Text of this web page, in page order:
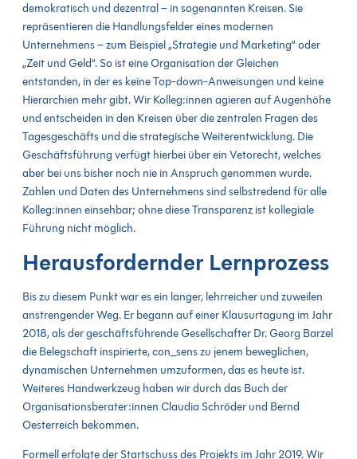
demokratisch und dezentral – in sogenannten Kreisen. Sie
repräsentieren die Handlungsfelder eines modernen
Unternehmens – zum Beispiel „Strategie und Marketing“ oder
„Zeit und Geld“. So ist eine Organisation der Gleichen
entstanden, in der es keine Top-down-Anweisungen und keine
Hierarchien mehr gibt. Wir Kolleg:innen agieren auf Augenhöhe
und entscheiden in den Kreisen über die zentralen Fragen des
Tagesgeschäfts und die strategische Weiterentwicklung. Die
Geschäftsführung verfügt hierbei über ein Vetorecht, welches
aber bei uns bisher noch nie in Anspruch genommen wurde.
Zahlen und Daten des Unternehmens sind selbstredend für alle
Kolleg:innen einsehbar; ohne diese Transparenz ist kollegiale
Führung nicht möglich.
Herausfordernder Lernprozess
Bis zu diesem Punkt war es ein langer, lehrreicher und zuweilen
anstrengender Weg. Er begann auf einer Klausurtagung im Jahr
2018, als der geschäftsführende Gesellschafter Dr. Georg Barzel
die Belegschaft inspirierte, con_sens zu jenem beweglichen,
dynamischen Unternehmen umzuformen, das es heute ist.
Weiteres Handwerkzeug haben wir durch das Buch der
Organisationsberater:innen Claudia Schröder und Bernd
Oesterreich bekommen.
Formell erfolgte der Startschuss des Projekts im Jahr 2019. Wir